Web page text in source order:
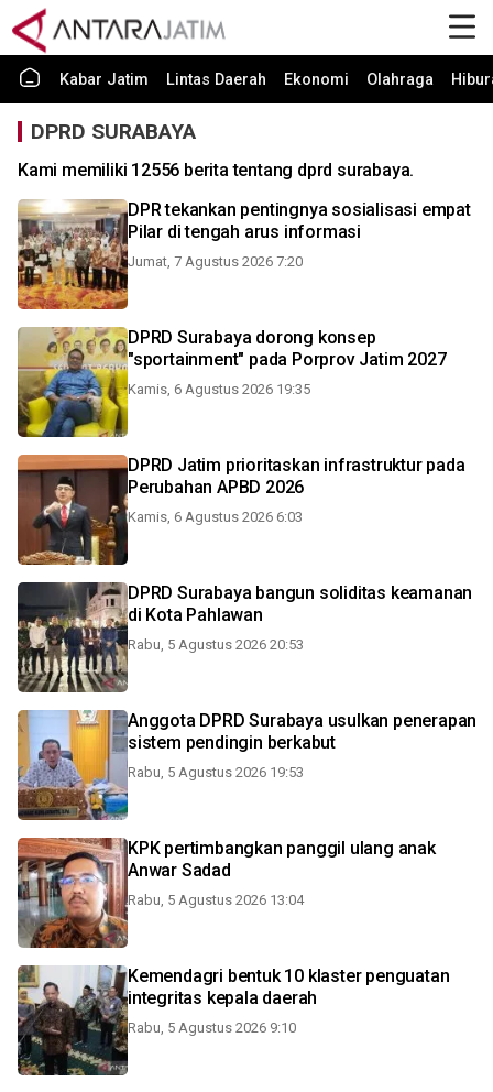
Kabar Jatim Lintas Daerah Ekonomi Olahraga
DPRD SURABAYA
Kami memiliki 12556 berita tentang dprd surabaya.
DPR tekankan pentingnya sosialisasi empat
Pilar di tengah arus informasi
Jumat, 7 Agustus 2026 7:20
DPRD Surabaya dorong konsep
"sportainment" pada Porprov Jatim 2027
Kamis, 6 Agustus 2026 19:35
DPRD Jatim prioritaskan infrastruktur pada
Perubahan APBD 2026
Kamis, 6 Agustus 2026 6:03
DPRD Surabaya bangun soliditas keamanan
di Kota Pahlawan
Rabu, 5 Agustus 2026 20:53
Anggota DPRD Surabaya usulkan penerapan
sistem pendingin berkabut
Rabu, 5 Agustus 2026 19:53
KPK pertimbangkan panggil ulang anak
Anwar Sadad
Rabu, 5 Agustus 2026 13:04
Kemendagri bentuk 10 klaster penguatan
integritas kepala daerah
Rabu, 5 Agustus 2026 9:10